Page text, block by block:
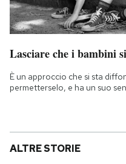
Lasciare che i bambini
È un approccio che si sta
permetterselo, e ha un suo
ALTRE STORIE